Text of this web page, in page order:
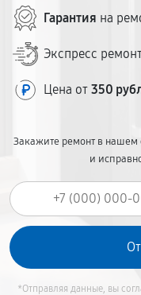
Гарантия на
Экспресс
Цена от 350
Закажите ремонт в нашем
и
*Отправляя данные, вы